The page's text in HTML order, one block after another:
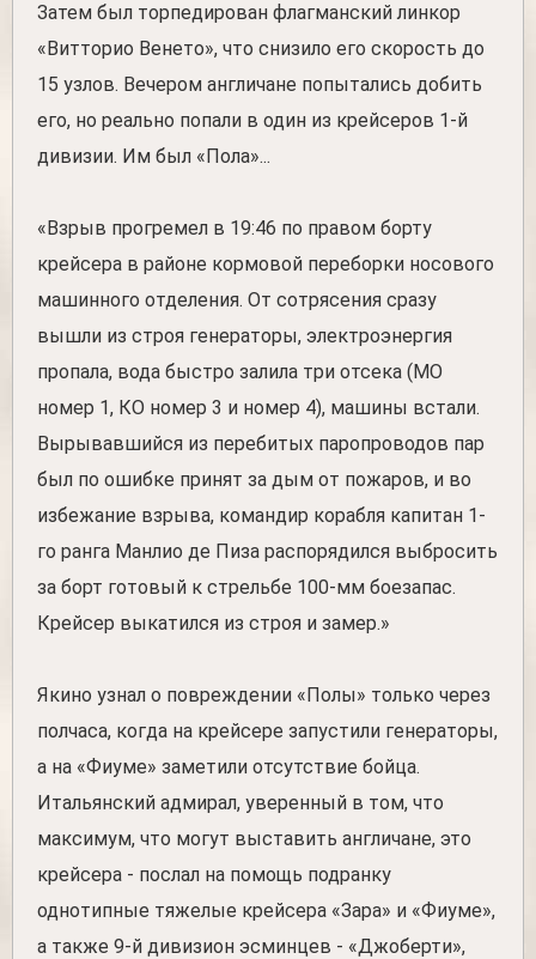
Затем был торпедирован флагманский линкор
«Витторио Венето», что снизило его скорость до
15 узлов. Вечером англичане попытались добить
его, но реально попали в один из крейсеров 1-й
дивизии. Им был «Пола»...
«Взрыв прогремел в 19:46 по правом борту
крейсера в районе кормовой переборки носового
машинного отделения. От сотрясения сразу
вышли из строя генераторы, электроэнергия
пропала, вода быстро залила три отсека (МО
номер 1, КО номер 3 и номер 4), машины встали.
Вырывавшийся из перебитых паропроводов пар
был по ошибке принят за дым от пожаров, и во
избежание взрыва, командир корабля капитан 1-
го ранга Манлио де Пиза распорядился выбросить
за борт готовый к стрельбе 100-мм боезапас.
Крейсер выкатился из строя и замер.»
Якино узнал о повреждении «Полы» только через
полчаса, когда на крейсере запустили генераторы,
а на «Фиуме» заметили отсутствие бойца.
Итальянский адмирал, уверенный в том, что
максимум, что могут выставить англичане, это
крейсера - послал на помощь подранку
однотипные тяжелые крейсера «Зара» и «Фиуме»,
а также 9-й дивизион эсминцев - «Джоберти»,